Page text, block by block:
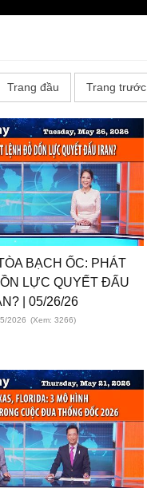
Trang đầu Trang trước
BẠCH ỐC: PHÁT
LỰC QUYẾT ĐẤU
| 05/26/26
2026 (Xem: 3266)